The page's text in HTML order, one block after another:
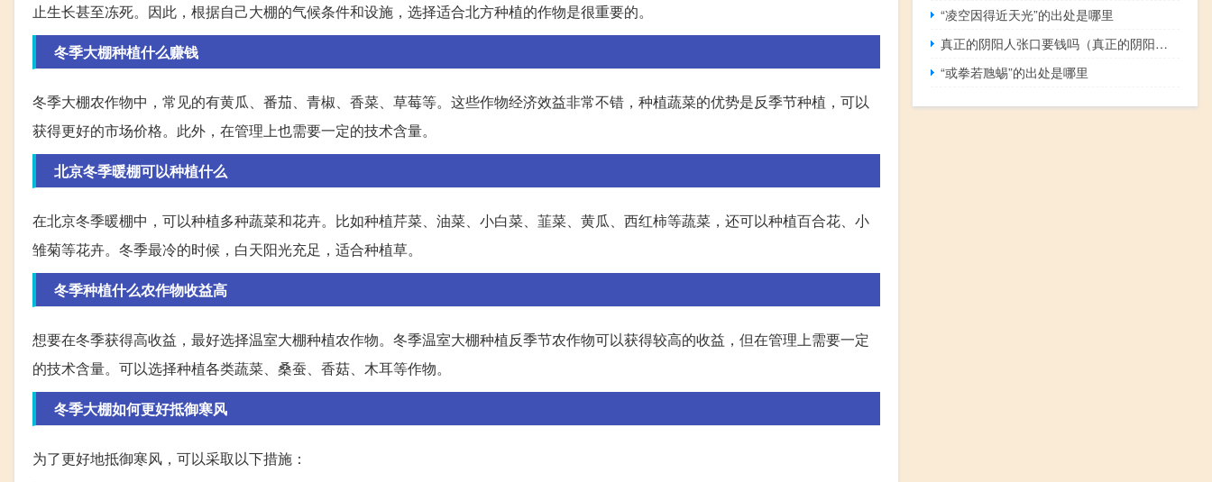
止生长甚至冻死。因此，根据自己大棚的气候条件和设施，选择适合北方种植的作物是很重要的。
冬季大棚种植什么赚钱
冬季大棚农作物中，常见的有黄瓜、番茄、青椒、香菜、草莓等。这些作物经济效益非常不错，种植蔬菜的优势是反季节种植，可以
获得更好的市场价格。此外，在管理上也需要一定的技术含量。
北京冬季暖棚可以种植什么
在北京冬季暖棚中，可以种植多种蔬菜和花卉。比如种植芹菜、油菜、小白菜、韮菜、黄瓜、西红柿等蔬菜，还可以种植百合花、小
雏菊等花卉。冬季最冷的时候，白天阳光充足，适合种植草。
冬季种植什么农作物收益高
想要在冬季获得高收益，最好选择温室大棚种植农作物。冬季温室大棚种植反季节农作物可以获得较高的收益，但在管理上需要一定
的技术含量。可以选择种植各类蔬菜、桑蚕、香菇、木耳等作物。
冬季大棚如何更好抵御寒风
为了更好地抵御寒风，可以采取以下措施：
“凌空因得近天光”的出处是哪里
真正的阴阳人张口要钱吗（真正的阴阳人）
“或拳若虺蜴”的出处是哪里